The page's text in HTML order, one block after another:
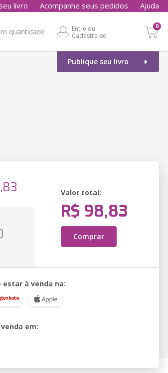
livro Acompanhe seus pedidos Ajuda
quantidade
Entre ou
Cadastre-se
0
Publique seu livro
Valor total:
R$ 98,83
Comprar
à venda na:
em: